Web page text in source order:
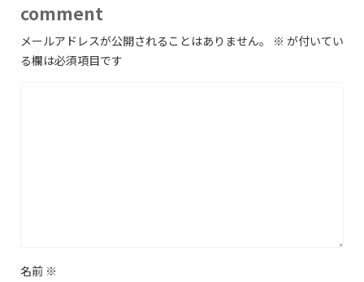
comment
メールアドレスが公開されることはありません。 ※ が付いてい
る欄は必須項目です
名前 ※